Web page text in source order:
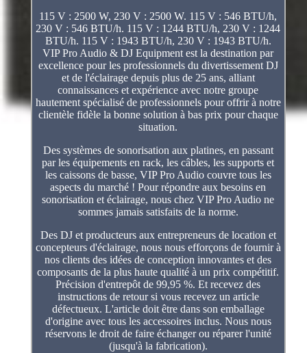
115 V : 2500 W, 230 V : 2500 W. 115 V : 546 BTU/h,
230 V : 546 BTU/h. 115 V : 1244 BTU/h, 230 V : 1244
BTU/h. 115 V : 1943 BTU/h, 230 V : 1943 BTU/h.
VIP Pro Audio & DJ Equipment est la destination par
excellence pour les professionnels du divertissement DJ
et de l'éclairage depuis plus de 25 ans, alliant
connaissances et expérience avec notre groupe
hautement spécialisé de professionnels pour offrir à notre
clientèle fidèle la bonne solution à bas prix pour chaque
situation.
Des systèmes de sonorisation aux platines, en passant
par les équipements en rack, les câbles, les supports et
les caissons de basse, VIP Pro Audio couvre tous les
aspects du marché ! Pour répondre aux besoins en
sonorisation et éclairage, nous chez VIP Pro Audio ne
sommes jamais satisfaits de la norme.
Des DJ et producteurs aux entrepreneurs de location et
concepteurs d'éclairage, nous nous efforçons de fournir à
nos clients des idées de conception innovantes et des
composants de la plus haute qualité à un prix compétitif.
Précision d'entrepôt de 99,95 %. Et recevez des
instructions de retour si vous recevez un article
défectueux. L'article doit être dans son emballage
d'origine avec tous les accessoires inclus. Nous nous
réservons le droit de faire échanger ou réparer l'unité
(jusqu'à la fabrication).